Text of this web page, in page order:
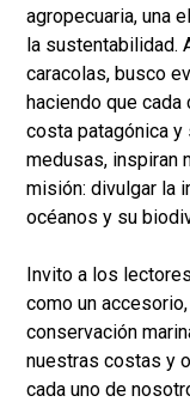
agropecuaria, una
la sustentabilidad.
caracolas, busco
haciendo que cada
costa patagónica
medusas, inspiran
misión: divulgar la
océanos y su
Invito a los
como un
conservación
nuestras costas y
cada uno de